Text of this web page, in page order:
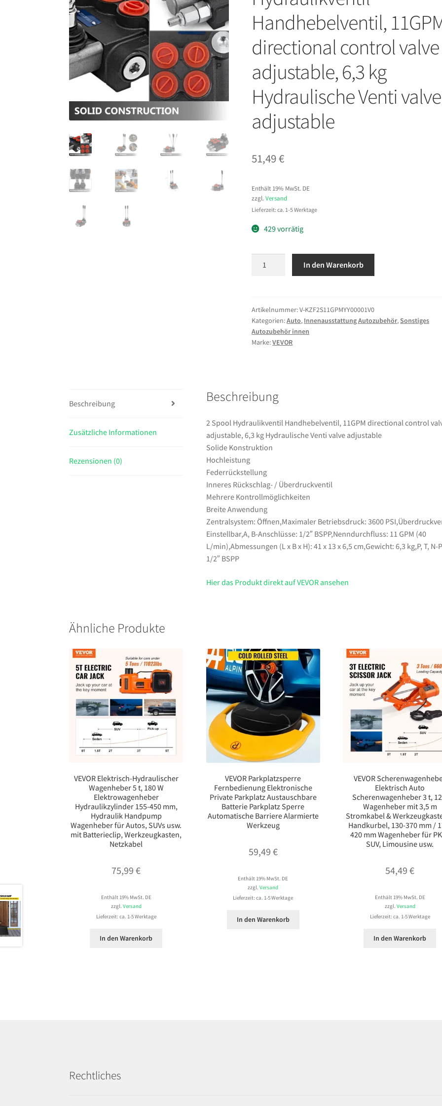
Handhebelventil,
directional control valve
adjustable, 6,3 kg
Hydraulische Venti valve
adjustable
51,49€
Enthält 19% MwSt. DE
zzgl.Versand
Lieferzeit: ca. 1-5 Werktage
429 vorrätig
Handhebelventil,
11GPM
directional
control
kg
Venti
valve
adjustable
In den Warenkorb
Artikelnummer:V-KZF2S11GPMYY00001V0
Kategorien:Auto, Innenausstattung Autozubehör,Sonstiges
Autozubehör innen
Marke:VEVOR
Beschreibung
Zusätzliche Informationen
Rezensionen (0)
Beschreibung
2 Spool Hydraulikventil Handhebelventil, 11GPM directional control
adjustable, 6,3 kg Hydraulische Venti valve adjustable
Solide Konstruktion
Hochleistung
Federrückstellung
Inneres Rückschlag- / Überdruckventil
Mehrere Kontrollmöglichkeiten
Breite Anwendung
Zentralsystem: Öffnen,Maximaler Betriebsdruck: 3600
Einstellbar,A, B-Anschlüsse: 1/2″ BSPP,Nenndurchfluss: 11 GPM (40
L/min),Abmessungen (L x B x H): 41 x 13 x 6,5 cm,Gewicht: 6,3 kg,P, T, N-
1/2″ BSPP
Hier das Produkt direkt auf VEVOR ansehen
Ähnliche Produkte
VEVOR Elektrisch-Hydraulischer
Wagenheber 5 t, 180 W
Elektrowagenheber
Hydraulikzylinder 155-450 mm,
Hydraulik Handpump
Wagenheber für Autos, SUVs usw.
mit Batterieclip, Werkzeugkasten,
Netzkabel
75,99€
Enthält 19% MwSt. DE
zzgl. Versand
Lieferzeit: ca. 1-5 Werktage
In den Warenkorb
VEVOR Parkplatzsperre
Fernbedienung Elektronische
Private Parkplatz Austauschbare
Batterie Parkplatz Sperre
Automatische Barriere Alarmierte
Werkzeug
59,49 €
Enthält 19% MwSt. DE
zzgl.Versand
Lieferzeit: ca. 1-5 Werktage
In den Warenkorb
VEVOR
Elektrisch Auto
Scherenwagenheber 3 t,
Wagenheber mit 3,5 m
Stromkabel &
Handkurbel, 130-370 mm /
420 mm Wagenheber für
SUV, Limousine usw.
54,49€
Enthält 19% MwSt. DE
zzgl. Versand
Lieferzeit: ca. 1-5 Werktage
In den Warenkorb
Rechtliches